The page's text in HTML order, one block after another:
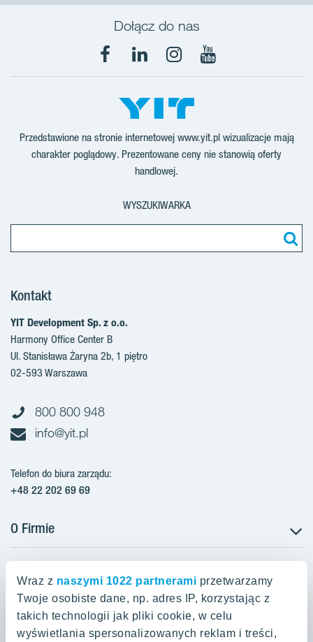
Wraz z naszymi 1022 partnerami przetwarzamy
Twoje osobiste dane, np. adres IP, korzystając z
takich technologii jak pliki cookie, w celu
wyświetlania spersonalizowanych reklam i treści,
Dołącz do nas
Facebook
LinkedInInstagram
YouTube
Przedstawione na stronie internetowej www.yit.pl wizualizacje mają
charakter poglądowy. Prezentowane ceny nie stanowią oferty
handlowej.
WYSZUKIWARKA
Kontakt
YIT Development Sp. z o.o.
Harmony Office Center B
Ul. Stanisława Żaryna 2b, 1 piętro
02-593 Warszawa
800 800 948
info@yit.pl
Telefon do biura zarządu:
+48 22 202 69 69
O Firmie
Projekty w przygotowaniu
Projekty zrealizowane
Aktualności
Zakup gruntów
Projekty w Polsce
Aroma Park Lofty Warszawa
Talarowa Park Warszawa
Oferty mieszkaniowe Warszawa